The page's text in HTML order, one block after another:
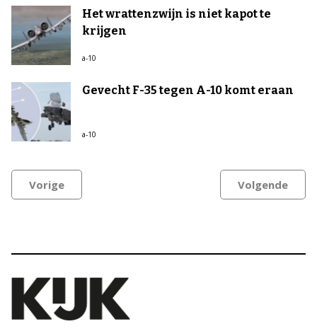
Het wrattenzwijn is niet kapot te
krijgen
a-10
Gevecht F-35 tegen A-10 komt eraan
a-10
Vorige Volgende